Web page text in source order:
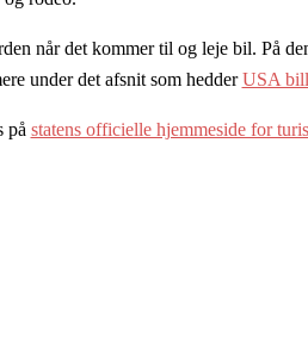
når det kommer til og leje bil. På
under det afsnit som hedderUSA
på statens officielle hjemmeside for